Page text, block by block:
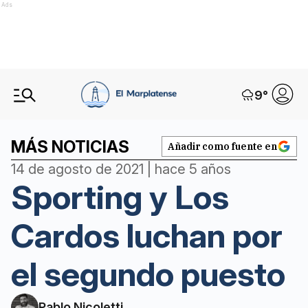
Ads
9°
MÁS NOTICIAS Añadir como fuente en
14 de agosto de 2021 | hace 5 años
Sporting y Los
Cardos luchan por
el segundo puesto